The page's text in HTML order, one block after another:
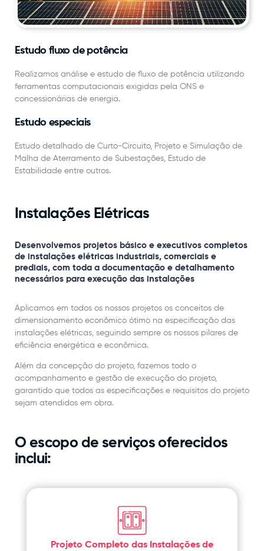
Estudo fluxo de potência
Realizamos análise e estudo de fluxo de potência utilizando
ferramentas computacionais exigidas pela ONS e
concessionárias de energia.
Estudo especiais
Estudo detalhado de Curto-Circuito, Projeto e Simulação de
Malha de Aterramento de Subestações, Estudo de
Estabilidade entre outros.
Instalações Elétricas
Desenvolvemos projetos básico e executivos completos
de instalações elétricas industriais, comerciais e
prediais, com toda a documentação e detalhamento
necessários para execução das instalações
Aplicamos em todos os nossos projetos os conceitos de
dimensionamento econômico ótimo na especificação das
instalações elétricas, seguindo sempre os nossos pilares de
eficiência energética e econômica.
Além da concepção do projeto, fazemos todo o
acompanhamento e gestão de execução do projeto,
garantido que todos as especificações e requisitos do projeto
sejam atendidos em obra.
O escopo de serviços oferecidos
inclui:
Projeto Completo das Instalações de